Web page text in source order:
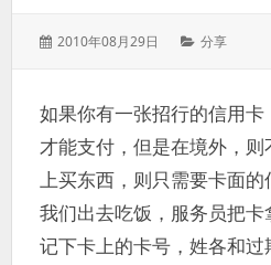
发
2010年08月29日
分
分享
如果你有一张招行的信用
才能支付，但是在境外，
上买东西，则只需要卡面
我们出去吃饭，服务员把
记下卡上的卡号，姓各和